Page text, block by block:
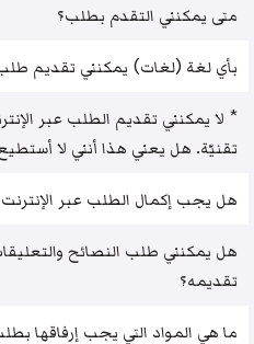
متى يمكنني التقدم بطلب؟
بأي لغة (لغات) يمكنني تقديم
* لا يمكنني تقديم الطلب عبر
تقنيّة. هل يعني هذا أنني لا
هل يجب إكمال الطلب عبر
هل يمكنني طلب النصائح
تقديمه؟
ما هي المواد التي يجب إرفاقها